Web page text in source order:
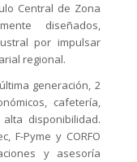
Central de Zona
diseñados,
por impulsar
regional.
generación, 2
cafetería,
disponibilidad.
F-Pyme y CORFO
y asesoría